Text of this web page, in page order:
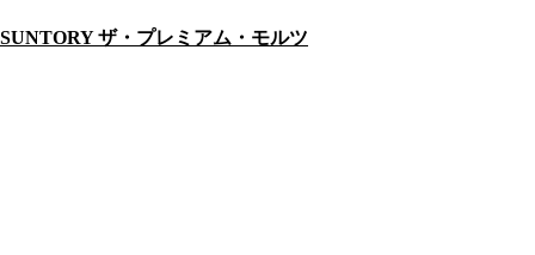
SUNTORY ザ・プレミアム・モルツ